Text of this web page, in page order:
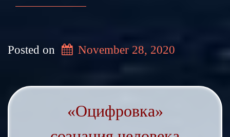
Posted on November 28, 2020
«Оцифровка»